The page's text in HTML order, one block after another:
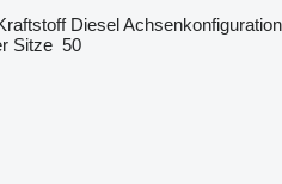
DieselAchsenkonfiguration
Sitze 50